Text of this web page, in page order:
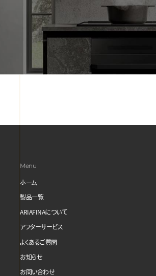
Menu
ホーム
製品一覧
ARIAFINAについて
アフターサービス
よくあるご質問
お知らせ
お問い合わせ